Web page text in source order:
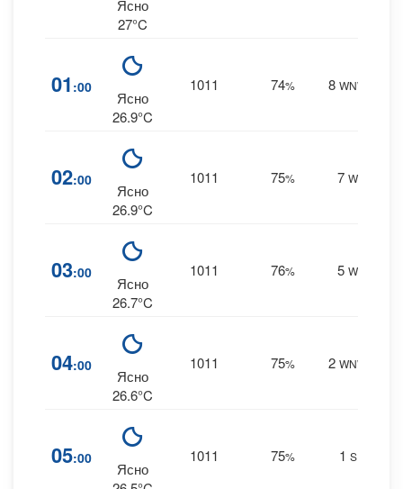
Ясно
27°C
01 :00
Ясно
26.9°C
1011 74% 8 WNW
02:00
Ясно
26.9°C
1011 75% 7 W
03:00
Ясно
26.7°C
1011 76% 5 W
04:00
Ясно
26.6°C
1011 75% 2 WNW
05:00
Ясно
1011 75% 1 S